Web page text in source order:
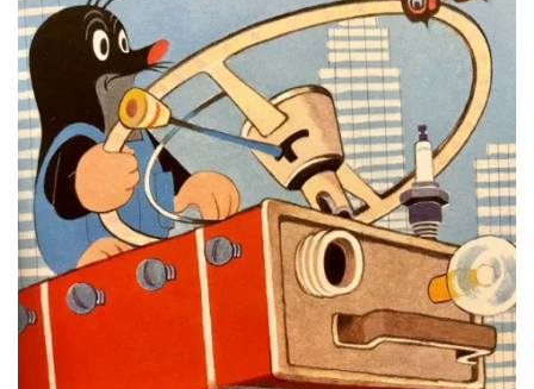
Tilføj
som
favorit